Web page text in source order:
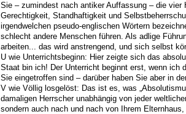
Sie – zumindest nach antiker Auffassung – die vier
Gerechtigkeit, Standhaftigkeit und
irgendwelchen pseudo-englischen Wörtern
schlecht andere Menschen führen. Als adlige
arbeiten... das wird anstrengend, und sich selbst
U wie Unterrichtsbeginn: Hier zeigte sich das
Staat bin ich! Der Unterricht beginnt erst, wenn ich
Sie eingetroffen sind – darüber haben Sie aber in
V wie Völlig losgelöst: Das ist es, was
damaligen Herrscher unabhängig von jeder
sondern auch nach und nach von Ihrem